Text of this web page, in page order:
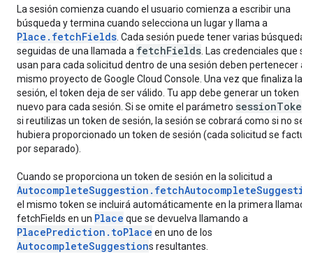
La sesión comienza cuando el usuario comienza a escribir una
búsqueda y termina cuando selecciona un lugar y llama a
Place.fetchFields . Cada sesión puede tener varias búsquedas,
seguidas de una llamada a fetchFields . Las credenciales que se
usan para cada solicitud dentro de una sesión deben pertenecer al
mismo proyecto de Google Cloud Console. Una vez que finaliza la
sesión, el token deja de ser válido. Tu app debe generar un token
nuevo para cada sesión. Si se omite el parámetro sessionToken
si reutilizas un token de sesión, la sesión se cobrará como si no se
hubiera proporcionado un token de sesión (cada solicitud se
por separado).
Cuando se proporciona un token de sesión en la solicitud a
el mismo token se incluirá automáticamente en la primera llamada
fetchFields en un Place que se devuelva llamando a
PlacePrediction.toPlace en uno de los
AutocompleteSuggestions resultantes.